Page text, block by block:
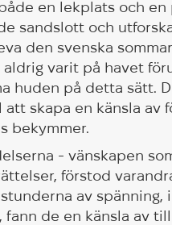
en lekplats och en
sandslott och
den svenska
aldrig varit på havet
huden på detta sätt.
skapa en känsla av
bekymmer.
- vänskapen
förstod
av spänning,
de en känsla av